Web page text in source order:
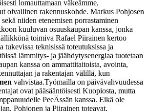
lomauttamaan väkeämme,
oivallinen rakennuskohde. Markus Pohjosen
niiden etenemisen porrastaminen
kuuluvan osuuskaupan kanssa, jonka
toimiva Rafael Piirainen kertoo
teknisissä toteutuksissa ja
lämmitys- ja jäähdytysenergiaa tuotetaan
kanssa on ammattitaitoista, avointa,
ja rakentajan välillä, kun
vahvistaa.Työmailla on päivävahvuudessa
ovat pääsääntöisesti Kuopiosta, mutta
PeeÄssän kanssa. Eikä ole
Pohjonen ja Piirainen toteavat.